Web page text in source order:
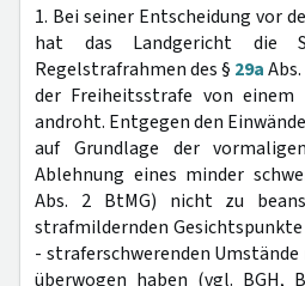
1. Bei seiner Entscheidung vor
hat das Landgericht die
Regelstrafrahmen des § 29a
der Freiheitsstrafe von
androht. Entgegen den
auf Grundlage der
Ablehnung eines minder
Abs. 2 BtMG) nicht zu
strafmildernden Gesichtspunkte
- straferschwerenden
überwogen haben (vgl. BGH,